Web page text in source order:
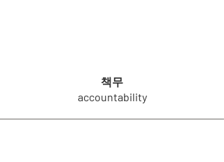
책무
accountability